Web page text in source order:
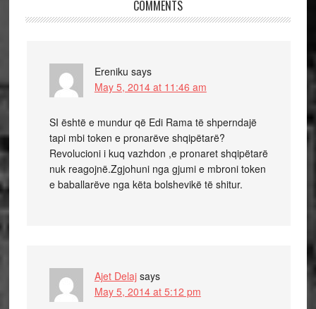
COMMENTS
Ereniku says
May 5, 2014 at 11:46 am
SI është e mundur që Edi Rama të shperndajë
tapi mbi token e pronarëve shqipëtarë?
Revolucioni i kuq vazhdon ,e pronaret shqipëtarë
nuk reagojnë.Zgjohuni nga gjumi e mbroni token
e baballarëve nga këta bolshevikë të shitur.
Ajet Delaj says
May 5, 2014 at 5:12 pm